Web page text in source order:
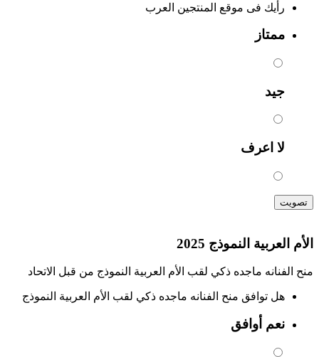
رأيك فى موقع المنتجين العرب
ممتاز
جيد
لا اعرف
تصويت
الأم العربية النموذج 2025
منح الفنانه ماجده ذكي لقب الأم العربية النموذج من قبل الاتحاد
هل توافق منح الفنانه ماجده ذكي لقب الأم العربية النموذج
نعم أوافق